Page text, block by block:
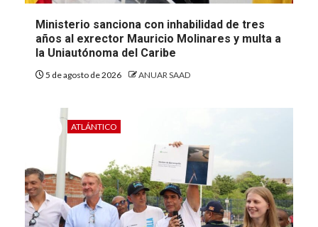
Ministerio sanciona con inhabilidad de tres
años al exrector Mauricio Molinares y multa a
la Uniautónoma del Caribe
5 de agosto de 2026 ANUAR SAAD
ATLÁNTICO